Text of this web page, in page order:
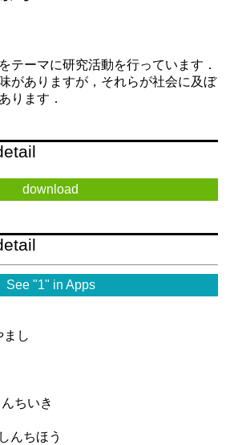
テーマに研究活動を行っています．
がありますが，それらが社会に及ぼ
ります．
download
See "1" in Apps
し
ちいき
んちほう